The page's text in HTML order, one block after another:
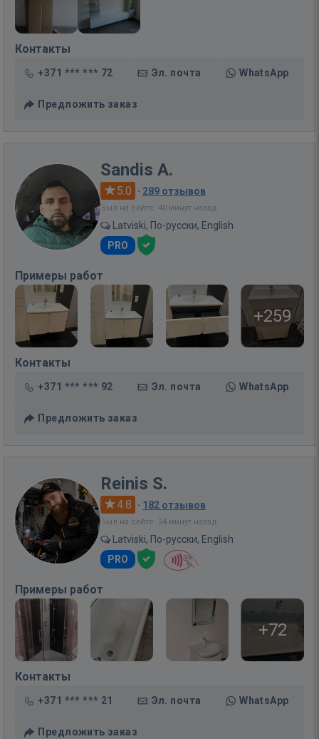
Контакты
+371 *** *** 72 Эл. почта WhatsApp
Предложить заказ
Sandis A.
5.0 · 289 отзывов
Был на сайте: 40 минут назад
Latviski, По-русски, English
PRO
Примеры работ
+259
Контакты
+371 *** *** 92 Эл. почта WhatsApp
Предложить заказ
Reinis S.
4.8 · 182 отзывов
Был на сайте: 24 минут назад
Latviski, По-русски, English
PRO
Примеры работ
+72
Контакты
+371 *** *** 21 Эл. почта WhatsApp
Предложить заказ